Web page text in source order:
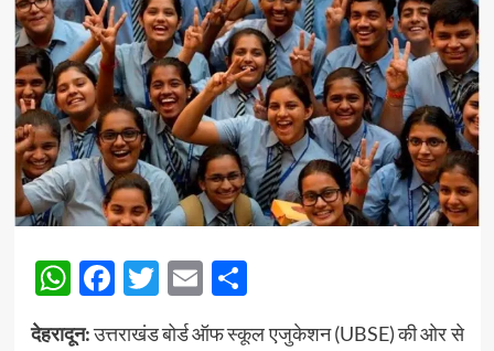
WhatsApp
Facebook
Twitter
EmailShare
देहरादून:उत्तराखंड बोर्ड ऑफ स्कूल एजुकेशन (UBSE) की ओर से